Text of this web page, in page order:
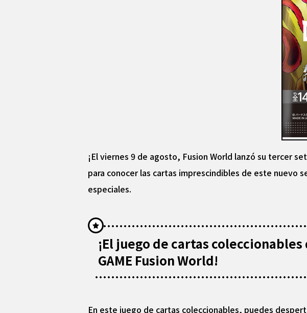
¡El viernes 9 de agosto, Fusion World lanzó su tercer
para conocer las cartas imprescindibles de este nuevo
especiales.
¡El juego de cartas coleccionables
GAME Fusion World!
En este juego de cartas coleccionables, puedes